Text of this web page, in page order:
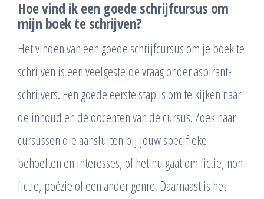
Hoe vind ik een goede schrijfcursus om
mijn boek te schrijven?
Het vinden van een goede schrijfcursus om je boek te
schrijven is een veelgestelde vraag onder aspirant-
schrijvers. Een goede eerste stap is om te kijken naar
de inhoud en de docenten van de cursus. Zoek naar
cursussen die aansluiten bij jouw specifieke
behoeften en interesses, of het nu gaat om fictie, non-
fictie, poëzie of een ander genre. Daarnaast is het